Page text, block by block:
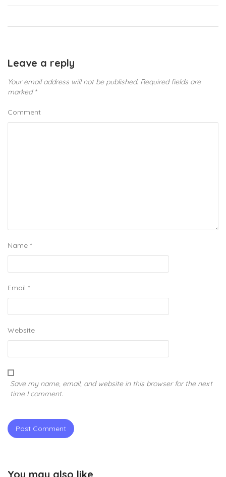
Leave a reply
Your email address will not be published. Required fields are
marked *
Comment
Name *
Email *
Website
Save my name, email, and website in this browser for the next
time I comment.
You may also like